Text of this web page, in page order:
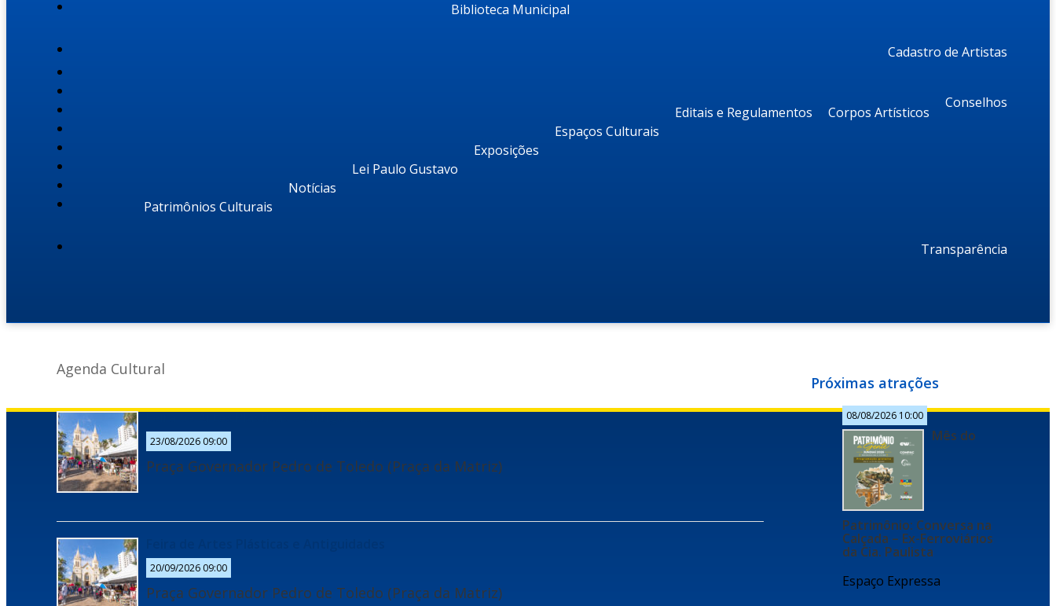
Biblioteca Municipal
Cadastro de Artistas
Conselhos
Corpos Artísticos
Editais e Regulamentos
Espaços Culturais
Exposições
Lei Paulo Gustavo
Notícias
Patrimônios Culturais
Transparência
Agenda Cultural
Feira de Artes Plásticas e Antiguidades
23/08/2026 09:00
Praça Governador Pedro de Toledo (Praça da Matriz)
20/09/2026 09:00
Praça Governador Pedro de Toledo (Praça da Matriz)
Próximas atrações
08/08/2026 10:00
Mês do
Patrimônio: Conversa na
Calçada – Ex-Ferroviários
da Cia. Paulista
Espaço Expressa